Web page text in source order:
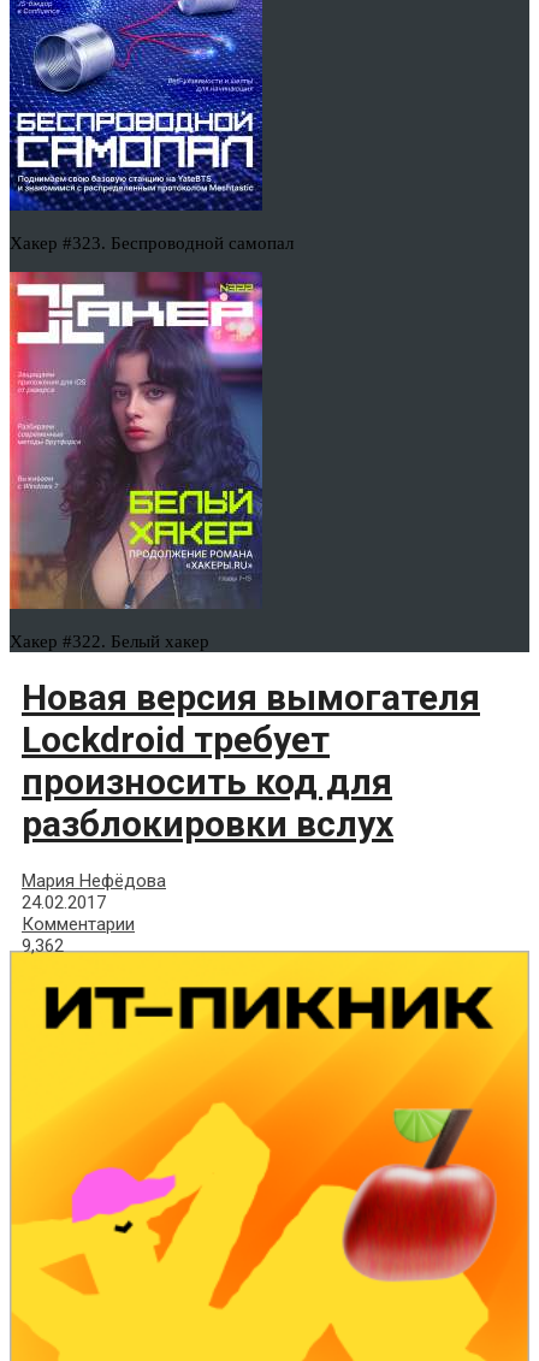
Хакер #323. Беспроводной самопал
Хакер #322. Белый хакер
Новая версия вымогателя
Lockdroid требует
произносить код для
разблокировки вслух
Мария Нефёдова
24.02.2017
Комментарии
9,362